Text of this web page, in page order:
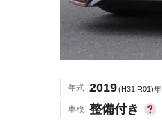
年式 2019(H31,R01)年
車検 整備付き